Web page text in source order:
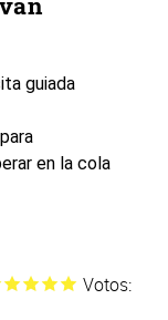
guiada
en la cola
Votos: